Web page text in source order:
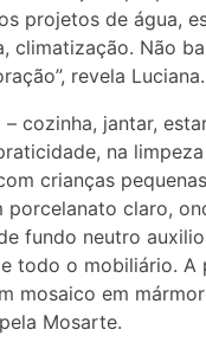
projetos de água,
climatização. Não
revela Luciana.
cozinha, jantar,
na
crianças
porcelanato claro,
fundo neutro
todo o mobiliário. A
mosaico em
Mosarte.